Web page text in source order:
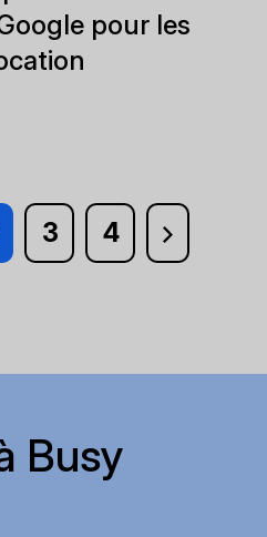
pour les
3 4
Busy